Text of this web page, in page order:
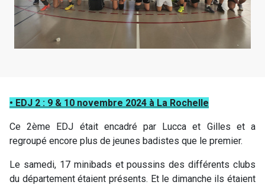
• EDJ 2 : 9 & 10 novembre 2024 à La Rochelle
Ce 2ème EDJ était encadré par Lucca et Gilles et a
regroupé encore plus de jeunes badistes que le premier.
Le samedi, 17 minibads et poussins des différents clubs
du département étaient présents. Et le dimanche ils étaient